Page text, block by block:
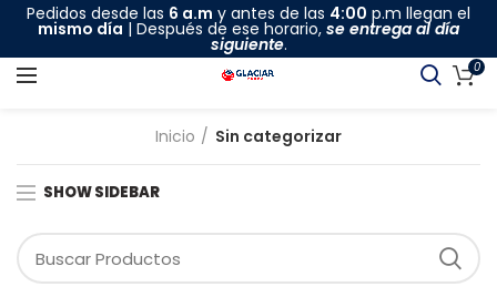
Pedidos desde las 6 a.m y antes de las 4:00 p.m llegan el
mismo día | Después de ese horario, se entrega al día
siguiente.
0
Inicio Sin categorizar
SHOW SIDEBAR